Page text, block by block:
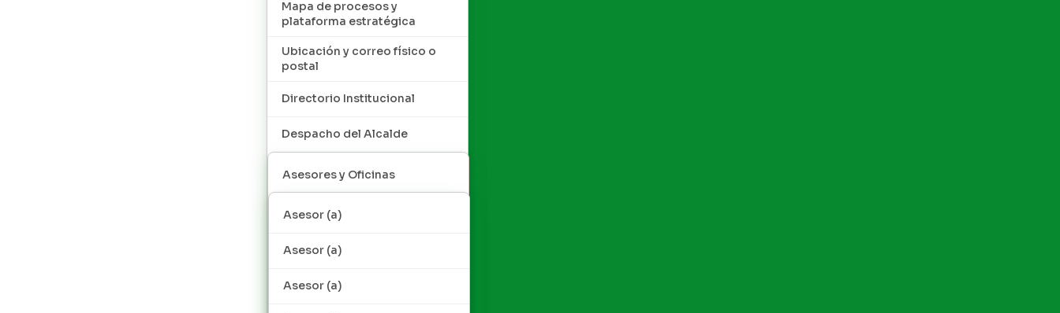
Mapa de procesos y
plataforma estratégica
Ubicación y correo físico o
postal
Directorio Institucional
Despacho del Alcalde
Asesores y Oficinas
Asesor (a)
Asesor (a)
Asesor (a)